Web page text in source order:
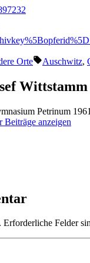
Orte Auschwitz,
Wittstamm
Petrinum
Beiträge anzeigen
Erforderliche Felder